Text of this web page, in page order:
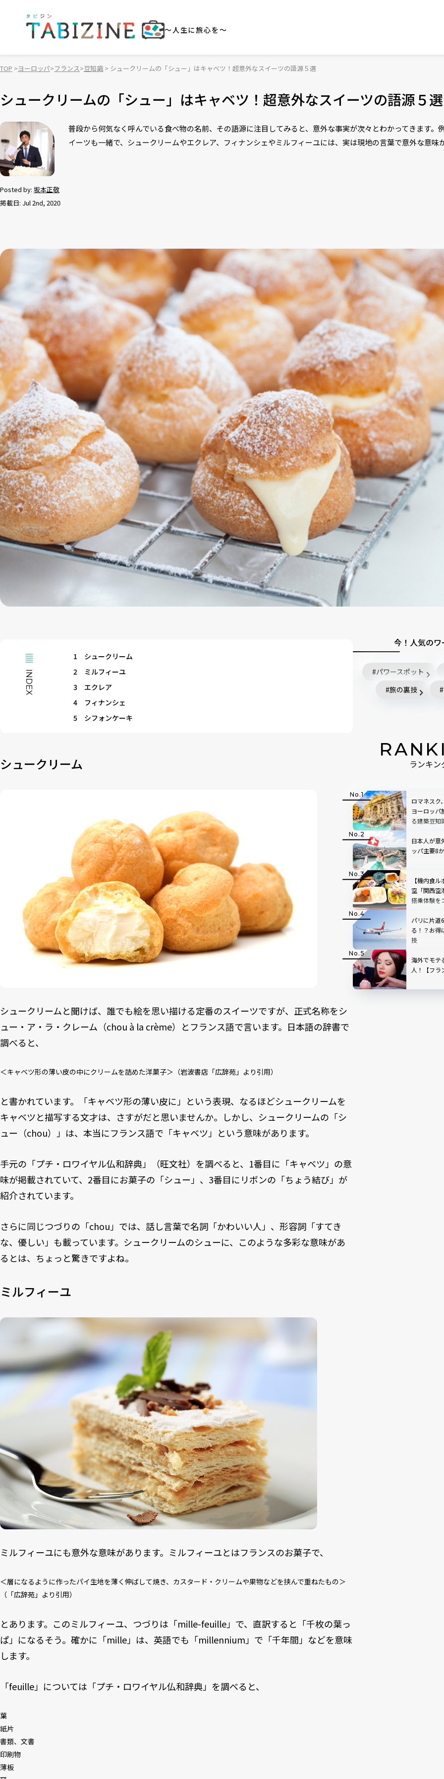
～人生に旅心を～
TOP ヨーロッパ フランス 豆知識 シュークリームの「シュー」はキャベツ！超意外なスイーツの語源５選
シュークリームの「シュー」はキャベツ！超意外なスイーツの語源５選
Posted by: 坂本正敬
掲載日: Jul 2nd, 2020
普段から何気なく呼んでいる食べ物の名前、その語源に注目してみると、意外な事実が次々とわかってきます。
イーツも一緒で、シュークリームやエクレア、フィナンシェやミルフィーユには、実は現地の言葉で意外な意味
INDEX
1
シュークリーム
2
ミルフィーユ
3
エクレア
4
フィナンシェ
5
シフォンケーキ
シュークリーム
シュークリームと聞けば、誰でも絵を思い描ける定番のスイーツですが、正式名称をシ
ュー・ア・ラ・クレーム（chou à la crème）とフランス語で言います。日本語の辞書で
調べると、
＜キャベツ形の薄い皮の中にクリームを詰めた洋菓子＞（岩波書店「広辞苑」より引用）
と書かれています。「キャベツ形の薄い皮に」という表現、なるほどシュークリームを
キャベツと描写する文才は、さすがだと思いませんか。しかし、シュークリームの「シ
ュー（chou）」は、本当にフランス語で「キャベツ」という意味があります。
手元の「プチ・ロワイヤル仏和辞典」（旺文社）を調べると、1番目に「キャベツ」の意
味が掲載されていて、2番目にお菓子の「シュー」、3番目にリボンの「ちょう結び」が
紹介されています。
さらに同じつづりの「chou」では、話し言葉で名詞「かわいい人」、形容詞「すてき
な、優しい」も載っています。シュークリームのシューに、このような多彩な意味があ
るとは、ちょっと驚きですよね。
ミルフィーユ
ミルフィーユにも意外な意味があります。ミルフィーユとはフランスのお菓子で、
＜層になるように作ったパイ生地を薄く伸ばして焼き、カスタード・クリームや果物などを挟んで重ねたもの＞
（「広辞苑」より引用）
とあります。このミルフィーユ、つづりは「mille-feuille」で、直訳すると「千枚の葉っ
ぱ」になるそう。確かに「mille」は、英語でも「millennium」で「千年間」などを意味
します。
「feuille」については「プチ・ロワイヤル仏和辞典」を調べると、
葉
紙片
書類、文書
印刷物
薄板
今！人気のワ
パワースポット
旅の裏技
ランキン
ロマネスク
ヨーロッパ
る建築豆知
日本人が意
ッパ主要8
【機内食
空「関西空
搭乗体験を
パリに片道
る！？お得
技
海外でモテ
人！【フラ